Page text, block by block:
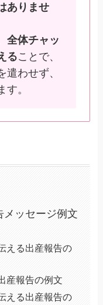
ありませ
全体チャッ
ることで、
遣わせず、
。
メッセージ例文
える出産報告の
産報告の例文
える出産報告の